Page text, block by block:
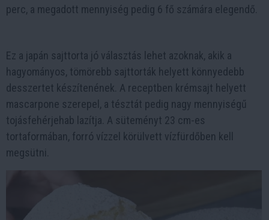
perc, a megadott mennyiség pedig 6 fő számára elegendő.
Ez a japán sajttorta jó választás lehet azoknak, akik a
hagyományos, tömörebb sajttorták helyett könnyedebb
desszertet készítenének. A receptben krémsajt helyett
mascarpone szerepel, a tésztát pedig nagy mennyiségű
tojásfehérjehab lazítja. A süteményt 23 cm-es
tortaformában, forró vízzel körülvett vízfürdőben kell
megsütni.